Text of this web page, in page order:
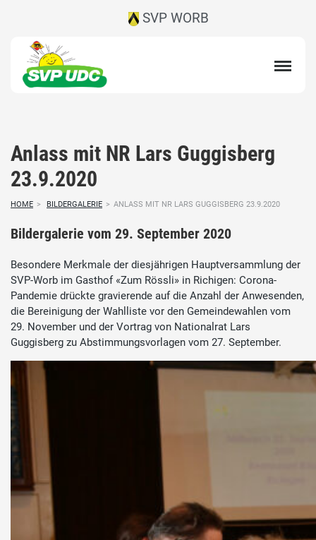
SVP WORB
Anlass mit NR Lars Guggisberg
23.9.2020
HOME > BILDERGALERIE > ANLASS MIT NR LARS GUGGISBERG 23.9.2020
Bildergalerie vom 29. September 2020
Besondere Merkmale der diesjährigen Hauptversammlung der
SVP-Worb im Gasthof «Zum Rössli» in Richigen: Corona-
Pandemie drückte gravierende auf die Anzahl der Anwesenden,
die Bereinigung der Wahlliste vor den Gemeindewahlen vom
29. November und der Vortrag von Nationalrat Lars
Guggisberg zu Abstimmungsvorlagen vom 27. September.